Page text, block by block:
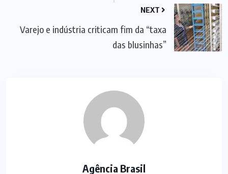
NEXT
Varejo e indústria criticam fim da “taxa
das blusinhas”
Agência Brasil